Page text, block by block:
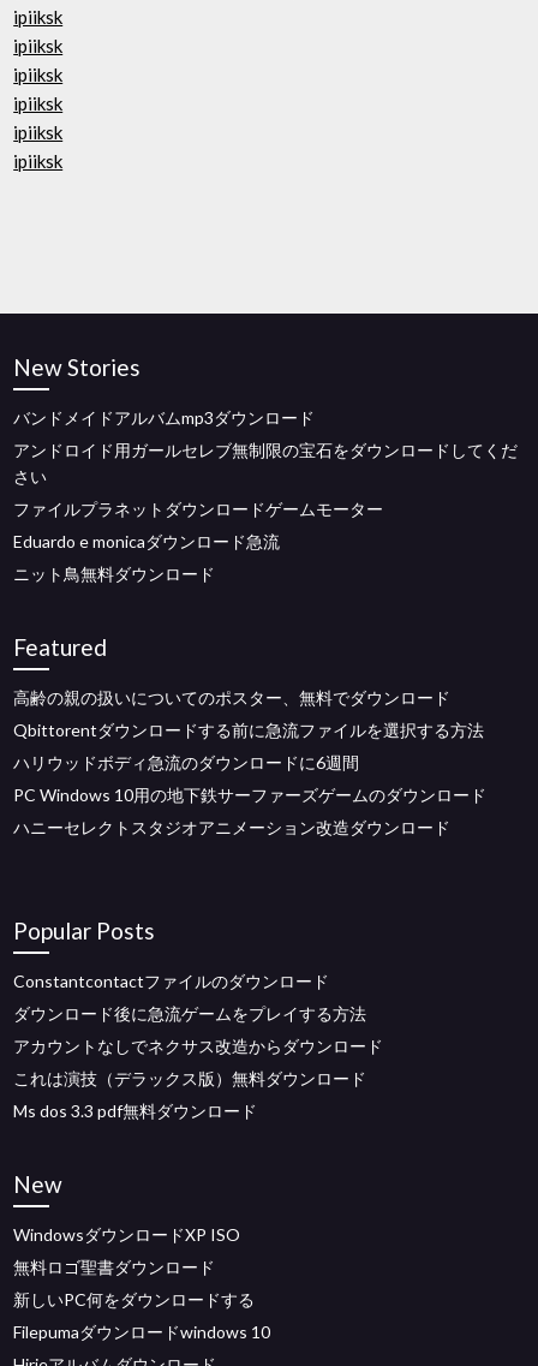
ipiiksk
ipiiksk
ipiiksk
ipiiksk
ipiiksk
ipiiksk
New Stories
バンドメイドアルバムmp3ダウンロード
アンドロイド用ガールセレブ無制限の宝石をダウンロードしてくだ
さい
ファイルプラネットダウンロードゲームモーター
Eduardo e monicaダウンロード急流
ニット鳥無料ダウンロード
Featured
高齢の親の扱いについてのポスター、無料でダウンロード
Qbittorentダウンロードする前に急流ファイルを選択する方法
ハリウッドボディ急流のダウンロードに6週間
PC Windows 10用の地下鉄サーファーズゲームのダウンロード
ハニーセレクトスタジオアニメーション改造ダウンロード
Popular Posts
Constantcontactファイルのダウンロード
ダウンロード後に急流ゲームをプレイする方法
アカウントなしでネクサス改造からダウンロード
これは演技（デラックス版）無料ダウンロード
Ms dos 3.3 pdf無料ダウンロード
New
WindowsダウンロードXP ISO
無料ロゴ聖書ダウンロード
新しいPC何をダウンロードする
Filepumaダウンロードwindows 10